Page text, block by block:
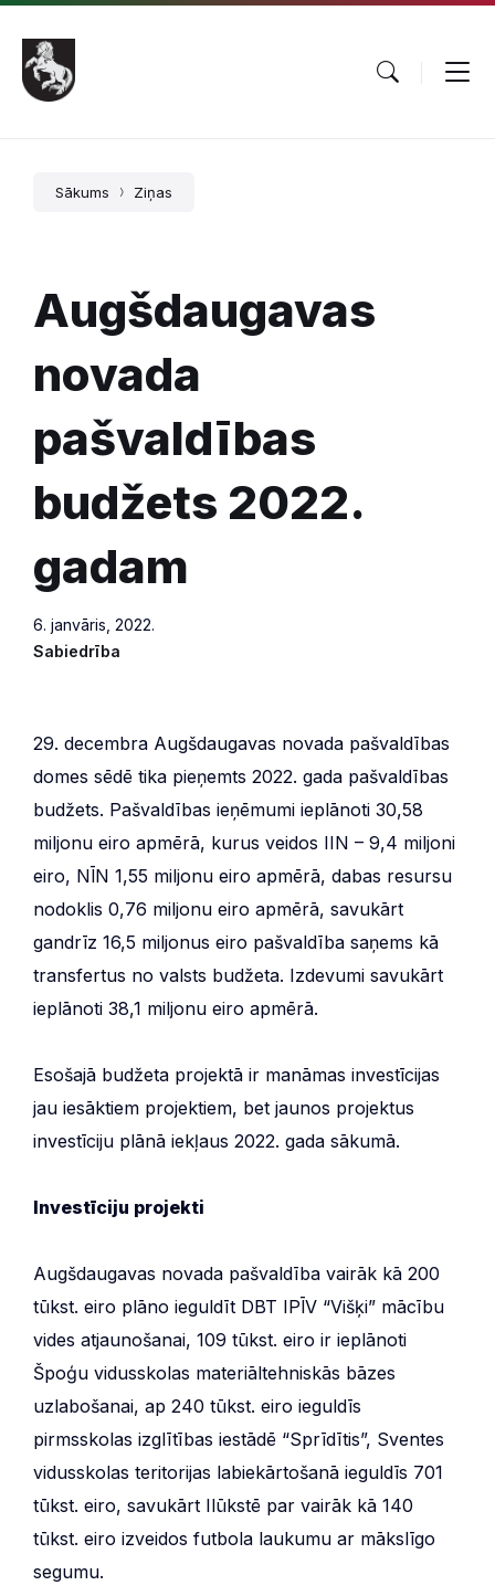
Pāriet
saturu
Skip
main
navigation
Skip
footer
Sākums Ziņas
Augšdaugavas
novada
pašvaldības
budžets 2022.
gadam
6. janvāris, 2022.
Sabiedrība
29. decembra Augšdaugavas novada pašvaldības
domes sēdē tika pieņemts 2022. gada pašvaldības
budžets. Pašvaldības ieņēmumi ieplānoti 30,58
miljonu eiro apmērā, kurus veidos IIN – 9,4 miljoni
eiro, NĪN 1,55 miljonu eiro apmērā, dabas resursu
nodoklis 0,76 miljonu eiro apmērā, savukārt
gandrīz 16,5 miljonus eiro pašvaldība saņems kā
transfertus no valsts budžeta. Izdevumi savukārt
ieplānoti 38,1 miljonu eiro apmērā.
Esošajā budžeta projektā ir manāmas investīcijas
jau iesāktiem projektiem, bet jaunos projektus
investīciju plānā iekļaus 2022. gada sākumā.
Investīciju projekti
Augšdaugavas novada pašvaldība vairāk kā 200
tūkst. eiro plāno ieguldīt DBT IPĪV “Višķi” mācību
vides atjaunošanai, 109 tūkst. eiro ir ieplānoti
Špoģu vidusskolas materiāltehniskās bāzes
uzlabošanai, ap 240 tūkst. eiro ieguldīs
pirmsskolas izglītības iestādē “Sprīdītis”, Sventes
vidusskolas teritorijas labiekārtošanā ieguldīs 701
tūkst. eiro, savukārt Ilūkstē par vairāk kā 140
tūkst. eiro izveidos futbola laukumu ar mākslīgo
segumu.